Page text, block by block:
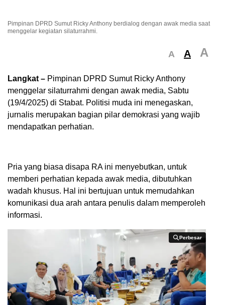
Pimpinan DPRD Sumut Ricky Anthony berdialog dengan awak media saat
menggelar kegiatan silaturrahmi.
A A A
Langkat – Pimpinan DPRD Sumut Ricky Anthony
menggelar silaturrahmi dengan awak media, Sabtu
(19/4/2025) di Stabat. Politisi muda ini menegaskan,
jurnalis merupakan bagian pilar demokrasi yang wajib
mendapatkan perhatian.
Pria yang biasa disapa RA ini menyebutkan, untuk
memberi perhatian kepada awak media, dibutuhkan
wadah khusus. Hal ini bertujuan untuk memudahkan
komunikasi dua arah antara penulis dalam memperoleh
informasi.
Perbesar
Perbesar